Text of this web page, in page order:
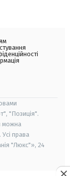
"Позиція".
можна
права
"Люкс"», 24